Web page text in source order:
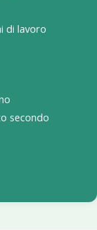
di lavoro
secondo